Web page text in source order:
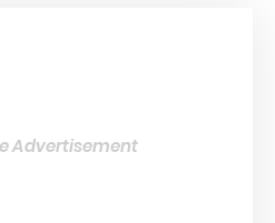
Advertisement